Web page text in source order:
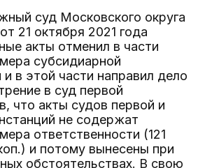
суд Московского округа
21 октября 2021 года
акты отменил в части
субсидиарной
и в этой части направил дело
в суд первой
что акты судов первой и
не содержат
ответственности (121
и потому вынесены при
обстоятельствах. В свою